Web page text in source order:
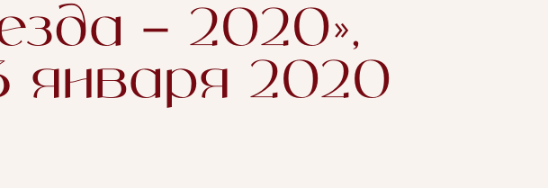
– 2020»,
января 2020